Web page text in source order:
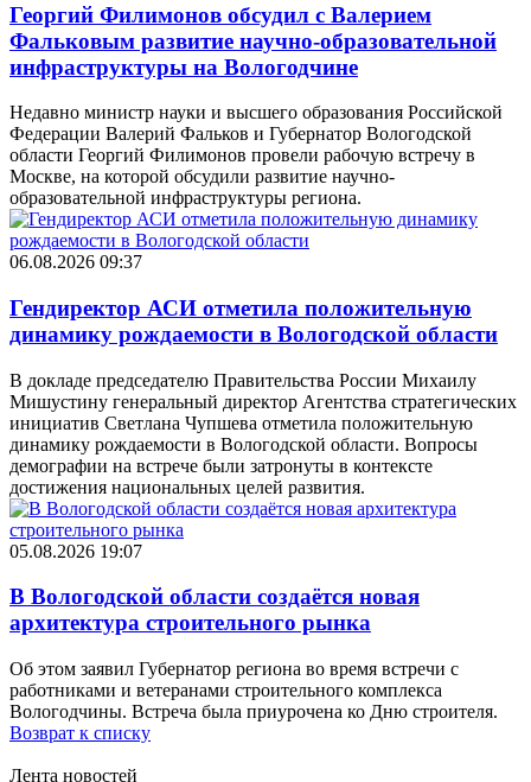
Георгий Филимонов обсудил с Валерием
Фальковым развитие научно-образовательной
инфраструктуры на Вологодчине
Недавно министр науки и высшего образования Российской
Федерации Валерий Фальков и Губернатор Вологодской
области Георгий Филимонов провели рабочую встречу в
Москве, на которой обсудили развитие научно-
образовательной инфраструктуры региона.
06.08.2026 09:37
Гендиректор АСИ отметила положительную
динамику рождаемости в Вологодской области
В докладе председателю Правительства России Михаилу
Мишустину генеральный директор Агентства стратегических
инициатив Светлана Чупшева отметила положительную
динамику рождаемости в Вологодской области. Вопросы
демографии на встрече были затронуты в контексте
достижения национальных целей развития.
05.08.2026 19:07
В Вологодской области создаётся новая
архитектура строительного рынка
Об этом заявил Губернатор региона во время встречи с
работниками и ветеранами строительного комплекса
Вологодчины. Встреча была приурочена ко Дню строителя.
Возврат к списку
Лента новостей